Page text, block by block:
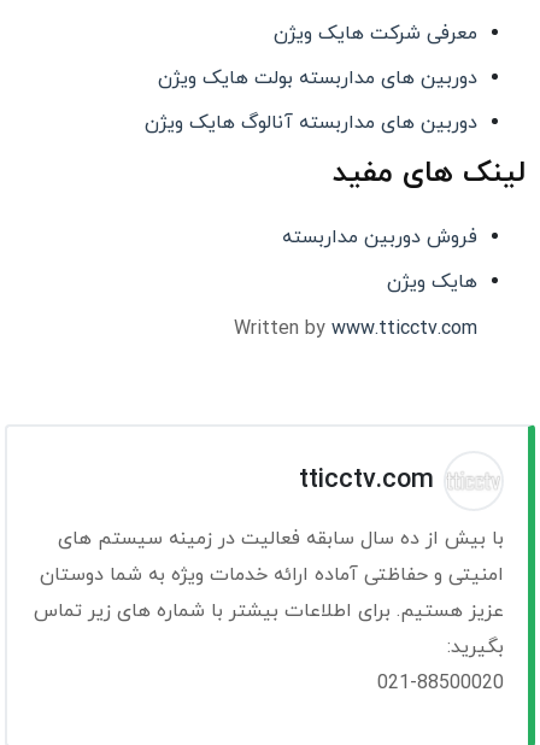
معرفی شرکت هایک ویژن
دوربین های مداربسته بولت هایک ویژن
دوربین های مداربسته آنالوگ هایک ویژن
لینک های مفید
فروش دوربین مداربسته
هایک ویژن
Written by www.tticctv.com
tticctv.com
با بیش از ده سال سابقه فعالیت در زمینه سیستم های
امنیتی و حفاظتی آماده ارائه خدمات ویژه به شما دوستان
عزیز هستیم. برای اطلاعات بیشتر با شماره های زیر تماس
بگیرید:
021-88500020